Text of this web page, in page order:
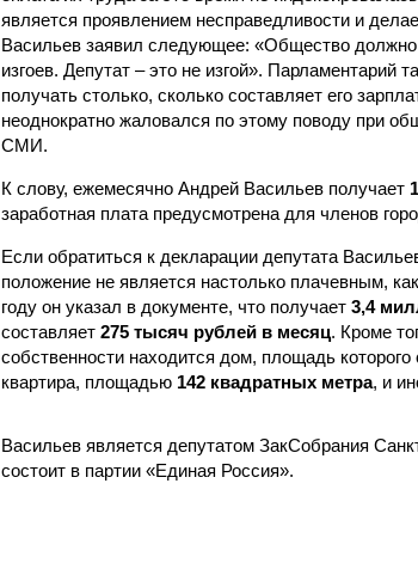
является проявлением несправедливости и
Васильев заявил следующее: «Общество
изгоев. Депутат – это не изгой». Парламентарий
получать столько, сколько составляет его
неоднократно жаловался по этому поводу при
СМИ.
К слову, ежемесячно Андрей Васильев получает
заработная плата предусмотрена для членов
Если обратиться к декларации депутата
положение не является настолько плачевным,
году он указал в документе, что получает3,4
составляет 275 тысяч рублей в месяц. Кроме
собственности находится дом, площадь которого
квартира, площадью 142 квадратных метра, и
Васильев является депутатом ЗакСобрания
состоит в партии «Единая Россия».